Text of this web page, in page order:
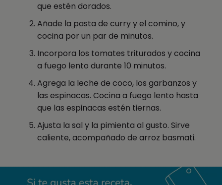
que estén dorados.
Añade la pasta de curry y el comino, y
cocina por un par de minutos.
Incorpora los tomates triturados y cocina
a fuego lento durante 10 minutos.
Agrega la leche de coco, los garbanzos y
las espinacas. Cocina a fuego lento hasta
que las espinacas estén tiernas.
Ajusta la sal y la pimienta al gusto. Sirve
caliente, acompañado de arroz basmati.